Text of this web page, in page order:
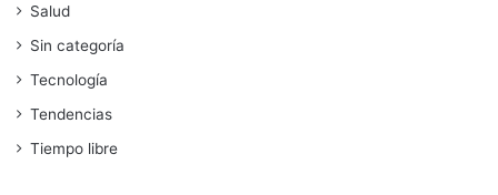
Salud
Sin categoría
Tecnología
Tendencias
Tiempo libre